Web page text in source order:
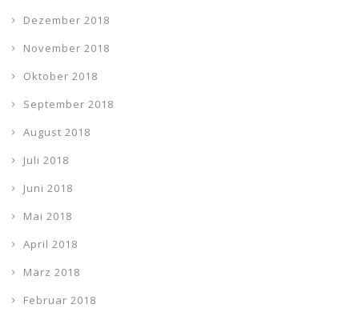
Dezember 2018
November 2018
Oktober 2018
September 2018
August 2018
Juli 2018
Juni 2018
Mai 2018
April 2018
März 2018
Februar 2018